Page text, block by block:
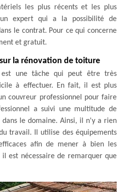
les plus récents et les plus
un expert qui a la possibilité de
le contrat. Pour ce qui concerne
et gratuit.
la rénovation de toiture
une tâche qui peut être très
à effectuer. En fait, il est plus
couvreur professionnel pour faire
a suivi une multitude de
le domaine. Ainsi, il n'y a rien
travail. Il utilise des équipements
afin de mener à bien les
est nécessaire de remarquer que